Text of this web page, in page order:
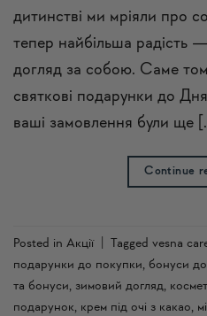
дитинстві ми мріяли про
тепер найбільша радість
догляд за собою. Саме
святкові подарунки до
ваші замовлення були ще
Continue
Posted in Акції Tagged vesna
подарунки до покупки, бонуси
та бонуси, зимовий догляд,
подарунок, крем під очі з какао,